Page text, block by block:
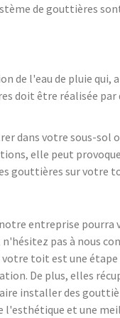
de gouttières
de l'eau de pluie qui,
doit être réalisée par
dans votre sous-sol
elle peut
gouttières sur votre
entreprise pourra
pas à nous
toit est une
De plus, elles
installer des
et une